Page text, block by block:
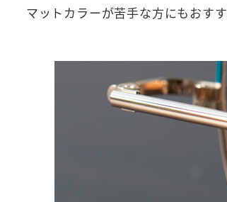
マットカラーが苦手な方にもおすす